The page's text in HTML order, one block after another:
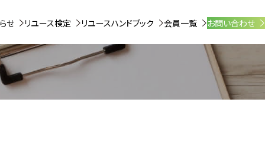
せ リユース検定 リユースハンドブック 会員一覧 お問い合わせ